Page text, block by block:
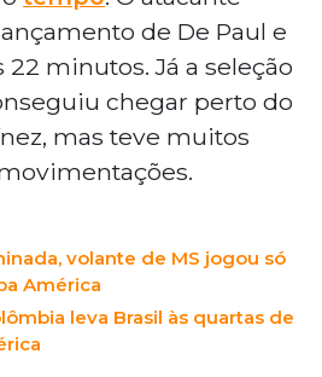
de De Paul e
minutos. Já a seleção
chegar perto do
mas teve muitos
volante de MS jogou só
América
leva Brasil às quartas de